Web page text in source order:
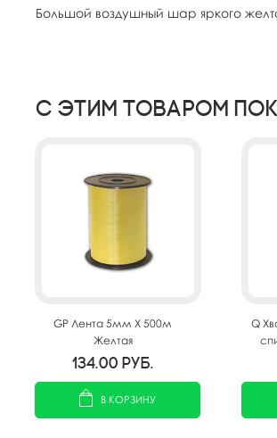
Большой воздушный шар яркого
С этим товаром
GP Лента 5мм X 500м
Желтая
134.00 руб.
В КОРЗИНУ
Q